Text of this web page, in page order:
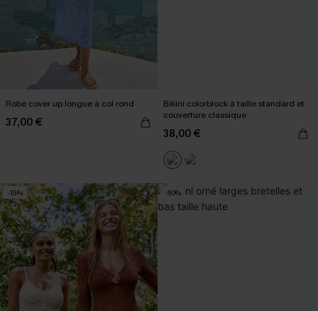
Robe cover up longue à col rond
37,00 €
Bikini colorblock à taille standard et
couverture classique
38,00 €
-15% -50%